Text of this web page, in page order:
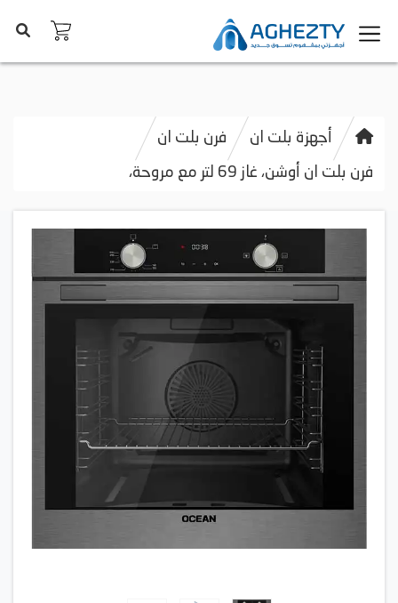
أجهزة بلت ان فرن بلت ان
فرن بلت ان أوشن، غاز 69 لتر مع مروحة،